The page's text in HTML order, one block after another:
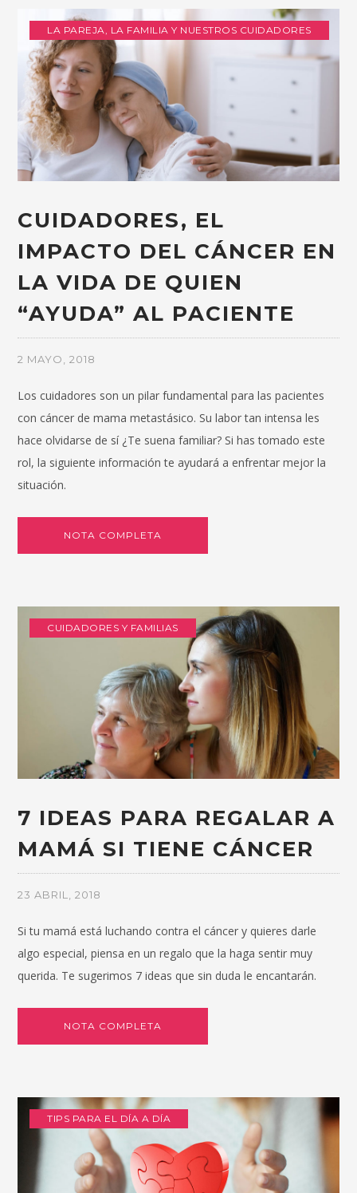
LA PAREJA, LA FAMILIA Y NUESTROS CUIDADORES
CUIDADORES, EL
IMPACTO DEL CÁNCER EN
LA VIDA DE QUIEN
“AYUDA” AL PACIENTE
2 MAYO, 2018
Los cuidadores son un pilar fundamental para las pacientes
con cáncer de mama metastásico. Su labor tan intensa les
hace olvidarse de sí ¿Te suena familiar? Si has tomado este
rol, la siguiente información te ayudará a enfrentar mejor la
situación.
NOTA COMPLETA
CUIDADORES Y FAMILIAS
7 IDEAS PARA REGALAR A
MAMÁ SI TIENE CÁNCER
23 ABRIL, 2018
Si tu mamá está luchando contra el cáncer y quieres darle
algo especial, piensa en un regalo que la haga sentir muy
querida. Te sugerimos 7 ideas que sin duda le encantarán.
NOTA COMPLETA
TIPS PARA EL DÍA A DÍA